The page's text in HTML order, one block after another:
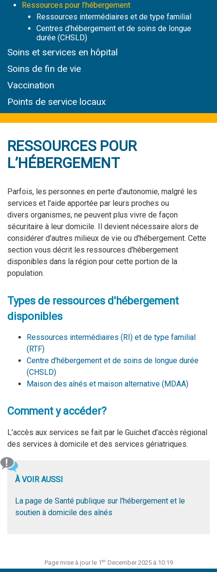
Ressources pour l’hébergement
Ressources intermédiaires et de type familial
Centres d’hébergement et de soins de longue
durée (CHSLD)
Soins et services en hôpital
Soins de fin de vie
Vaccination
Points de service locaux
RESSOURCES POUR
L’HÉBERGEMENT
Parfois, les personnes en perte d'autonomie, malgré les
services et l'aide apportée par leurs proches ou
divers organismes, ne peuvent plus vivre de façon
sécuritaire à leur domicile. Il devient nécessaire alors de
considérer d'autres milieux de vie ou d'hébergement. Cette
section vous décrit les ressources d'hébergement
disponibles dans la région pour cette portion de la
population.
Types de ressources d'hébergement
disponibles
Ressources intermédiaires (RI) et de type familial
(RTF)
Centre d'hébergement et de soins de longue durée
(CHSLD)
Maison des aînés et maison alternative (MDAA)
Comment y accéder?
L’accès aux services se fait par le Guichet d’accès régional
des services à domicile et des services gériatriques.
À VOIR AUSSI
La page de Santé publique sur l'hébergement et le
soutien à domicile des aînés
Page mise à jour le 1erDecember 2025 à 10:19